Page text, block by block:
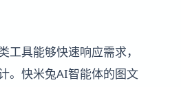
具能够快速响应需求，
。快米兔AI智能体的图文